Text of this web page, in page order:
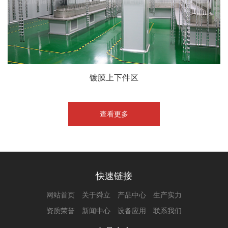
镀膜上下件区
查看更多
快速链接
网站首页 关于舜立 产品中心
生产实力
资质荣誉
新闻中心 设备应用 联系我们